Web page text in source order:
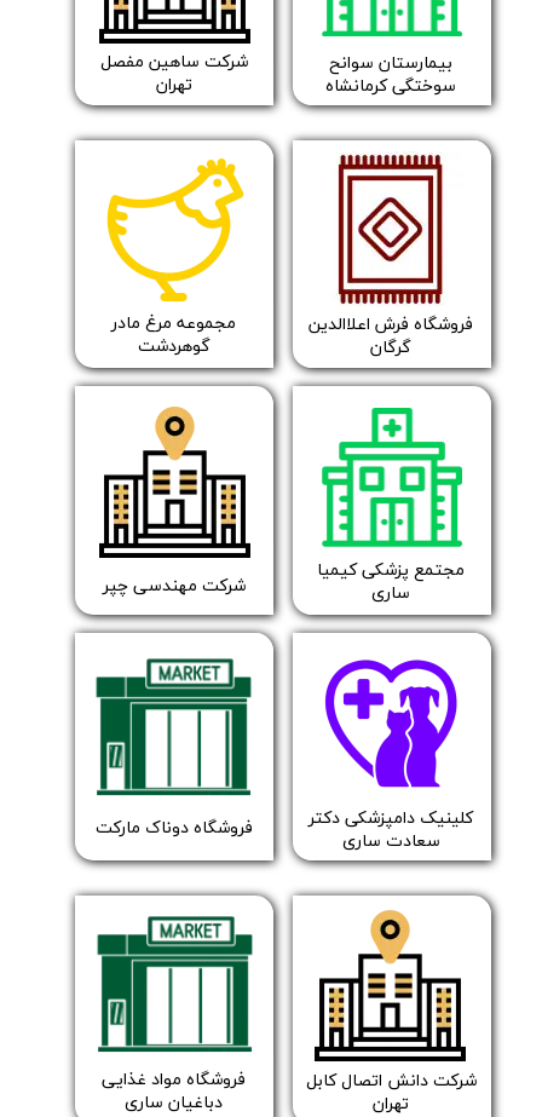
بیمارستان سوانح
سوختگی کرمانشاه
شرکت ساهین مفصل
تهران
​​فروشگاه فرش اعلاالدین
گرگان
مجتمع پزشکی کیمیا
ساری
شرکت مهندسی چپر
​​کلینیک دامپزشکی دکتر
سعادت ساری
فروشگاه دوناک مارکت
​​​مجموعه مرغ مادر
گوهردشت
شرکت دانش اتصال کابل
تهران
فروشگاه مواد غذایی
دباغیان ساری